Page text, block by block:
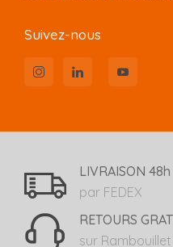
Suivez-nous
LIVRAISON 48h
par FEDEX
RETOURS
sur